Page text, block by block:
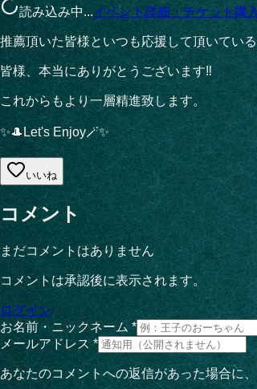
読み込み中...イベント詳細・チケット購
推薦頂いた皆様といつも応援して頂いている
皆様、本当にありがとうございます‼︎
これからもより一層精進致します。
✨🎩Let's Enjoy🪄✨
いいね
コメント
まだコメントはありません
コメントは承認後に表示されます。
ログイン
お名前・ニックネーム *
メールアドレス *
あなたのコメントへの返信があった場合に